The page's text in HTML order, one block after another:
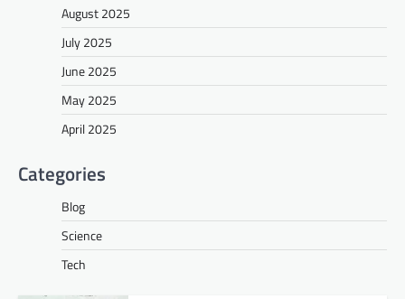
August 2025
July 2025
June 2025
May 2025
April 2025
Categories
Blog
Science
Tech